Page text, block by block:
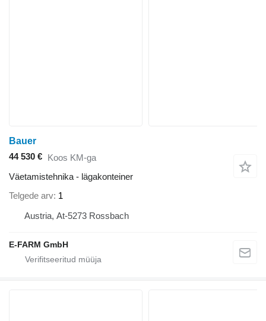
Bauer
44 530 € Koos KM-ga
Väetamistehnika - lägakonteiner
Telgede arv 1
Austria, At-5273 Rossbach
E-FARM GmbH